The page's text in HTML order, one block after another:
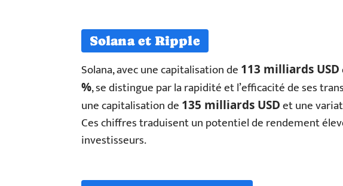
Solana et Ripple
Solana, avec une capitalisation de 113 milliards USD
%, se distingue par la rapidité et l’efficacité de ses
une capitalisation de 135 milliards USDet une
Ces chiffres traduisent un potentiel de rendement
investisseurs.